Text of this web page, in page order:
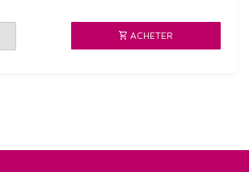
ACHETER